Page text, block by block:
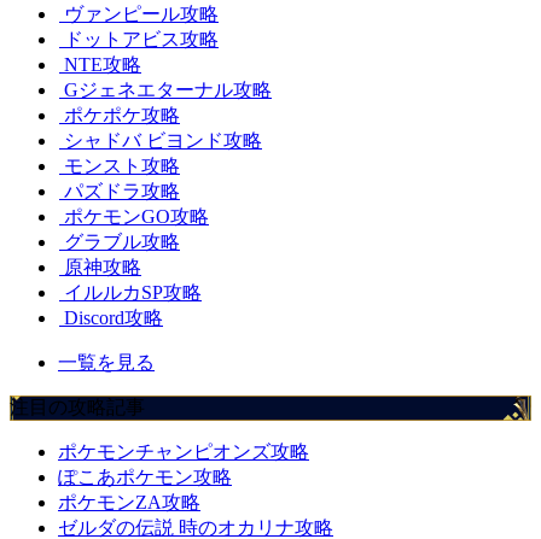
ヴァンピール攻略
ドットアビス攻略
NTE攻略
Gジェネエターナル攻略
ポケポケ攻略
シャドバ ビヨンド攻略
モンスト攻略
パズドラ攻略
ポケモンGO攻略
グラブル攻略
原神攻略
イルルカSP攻略
Discord攻略
一覧を見る
注目の攻略記事
ポケモンチャンピオンズ攻略
ぽこあポケモン攻略
ポケモンZA攻略
ゼルダの伝説 時のオカリナ攻略